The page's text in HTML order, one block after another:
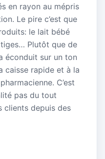
en rayon au mépris
Le pire c’est que
le lait bébé
Plutôt que de
éconduit sur un ton
caisse rapide et à la
C’est
pas du tout
clients depuis des